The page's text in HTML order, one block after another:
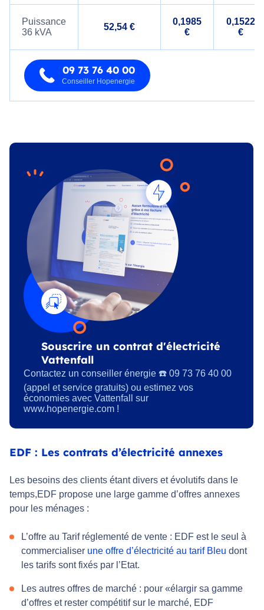
Puissance
36 kVA
52,54 €
0,1985
€
0,1522
€
09 73 76 40 00
Conseiller Hopenergie
Souscrire un contrat d'électricité
Vattenfall
Contactez un conseiller énergie ☎️ 09 73 76 40 00
(appel et service gratuits) ou estimez vos
économies avec Vattenfall sur
www.hopenergie.com !
EDF : Les contrats d’électricité annexes
Les besoins des clients étant divers et évolutifs dans le
temps,EDF propose une large gamme d’offres annexes
pour les ménages :
L’offre au Tarif réglementé de vente : EDF est le seul à
commercialiser une offre d’électricité au tarif Bleu dont
les tarifs sont fixés par l’Etat.
Les autres offres de marché : pour «élargir sa gamme
d’offres et rester compétitif sur le marché, EDF